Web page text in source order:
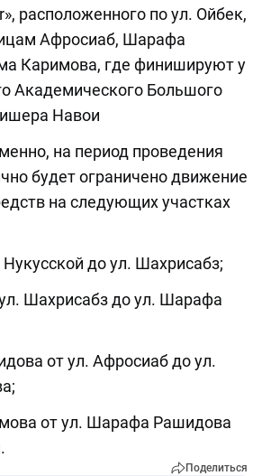
расположенного по ул. Ойбек,
Афросиаб, Шарафа
Каримова, где финишируют у
Академического Большого
Навои
на период проведения
будет ограничено движение
на следующих участках
до ул. Шахрисабз;
Шахрисабз до ул. Шарафа
от ул. Афросиаб до ул.
от ул. Шарафа Рашидова
Поделиться